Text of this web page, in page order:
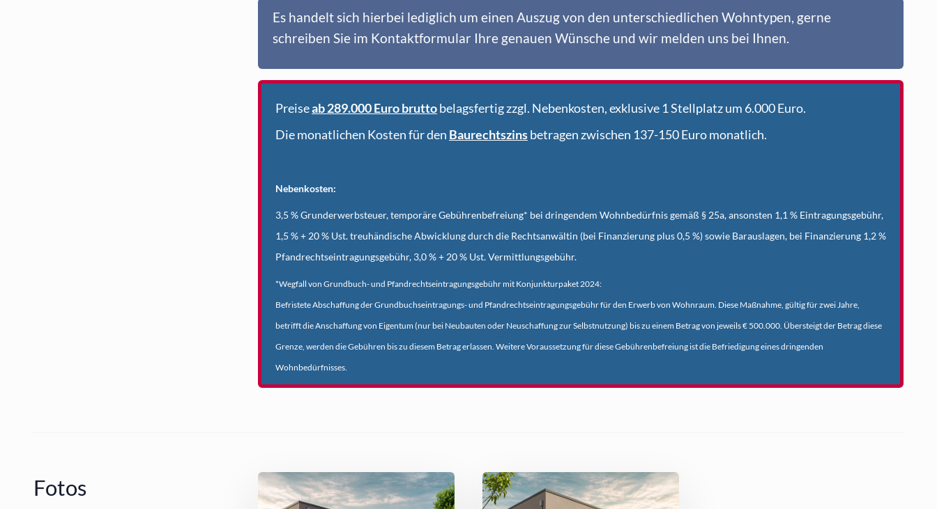
Es handelt sich hierbei lediglich um einen Auszug von den unterschiedlichen Wohntypen, gerne
schreiben Sie im Kontaktformular Ihre genauen Wünsche und wir melden uns bei Ihnen.
Preiseab 289.000 Euro bruttobelagsfertig zzgl. Nebenkosten, exklusive 1 Stellplatz um 6.000 Euro.
Die monatlichen Kosten für den Baurechtszinsbetragen zwischen 137-150 Euro monatlich.
Nebenkosten:
3,5 % Grunderwerbsteuer, temporäre Gebührenbefreiung* bei dringendem Wohnbedürfnis gemäß § 25a, ansonsten 1,1 % Eintragungsgebühr,
1,5 % + 20 % Ust. treuhändische Abwicklung durch die Rechtsanwältin (bei Finanzierung plus 0,5 %) sowie Barauslagen, bei Finanzierung 1,2 %
Pfandrechtseintragungsgebühr, 3,0 % + 20 % Ust. Vermittlungsgebühr.
*Wegfall von Grundbuch- und Pfandrechtseintragungsgebühr mit Konjunkturpaket 2024:
Befristete Abschaffung der Grundbuchseintragungs- und Pfandrechtseintragungsgebühr für den Erwerb von Wohnraum. Diese Maßnahme, gültig für zwei Jahre,
betrifft die Anschaffung von Eigentum (nur bei Neubauten oder Neuschaffung zur Selbstnutzung) bis zu einem Betrag von jeweils € 500.000. Übersteigt der Betrag diese
Grenze, werden die Gebühren bis zu diesem Betrag erlassen. Weitere Voraussetzung für diese Gebührenbefreiung ist die Befriedigung eines dringenden
Wohnbedürfnisses.
Fotos